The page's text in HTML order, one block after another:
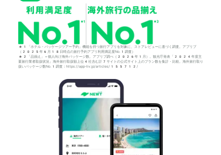
*1「ホテル・パッケージツアー予約」機能を持つ旅行アプリを対象に、ストアレビューに基づく調査。アプリブ
（2025年6月18日時点の旅行予約アプリ利用満足度No.1調査）
*2「品揃え」＝個人向け海外パッケージ数。アプリブ調べ（2026年1月）。観光庁発表「2024年度主
要旅行業者取扱状況」海外旅行取扱額上位4社含む計7サイトの公式サイト上のプラン数を集計・比較。海外旅行取り
扱いパッケージ数No.1調査：https://app-liv.jp/articles/155712/